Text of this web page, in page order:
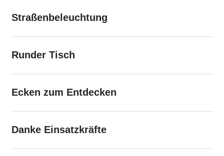
Straßenbeleuchtung
Runder Tisch
Ecken zum Entdecken
Danke Einsatzkräfte